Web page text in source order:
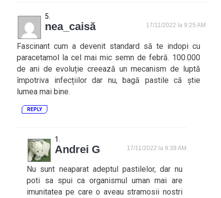
nea_caisă 17/11/2022 la 9:25 AM
Fascinant cum a devenit standard să te indopi cu
paracetamol la cel mai mic semn de febră. 100.000
de ani de evoluție creează un mecanism de luptă
împotriva infecțiilor dar nu, bagă pastile că știe
lumea mai bine.
REPLY
Andrei G 17/11/2022 la 9:39 AM
Nu sunt neaparat adeptul pastilelor, dar nu
poti sa spui ca organismul uman mai are
imunitatea pe care o aveau stramosii nostri